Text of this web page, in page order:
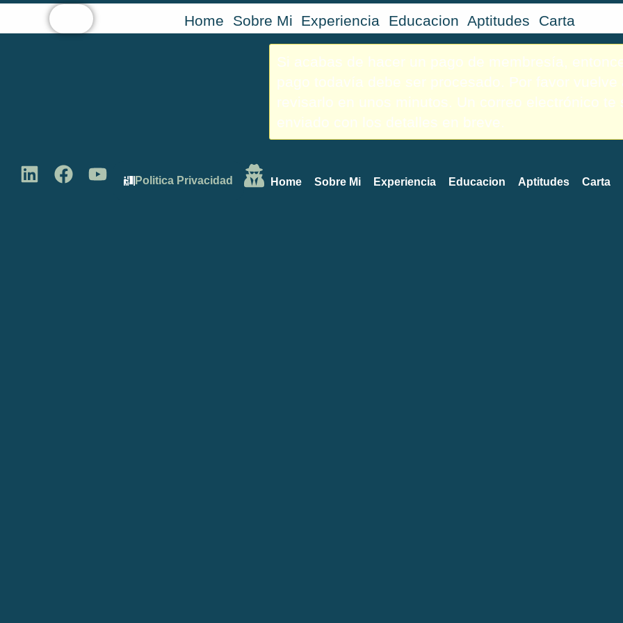
Home Sobre Mi Experiencia Educacion Aptitudes Carta
Si acabas de hacer un pago de membresía,
pago todavía debe ser procesado. Por favor vuelve
revisarlo en unos minutos. Un correo electrónico te
enviado con los detalles en breve.
Politica Privacidad Home Sobre Mi Experiencia Educacion Aptitudes Carta